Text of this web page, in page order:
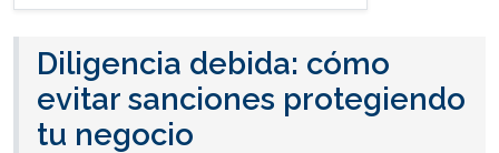
Diligencia debida: cómo
evitar sanciones protegiendo
tu negocio